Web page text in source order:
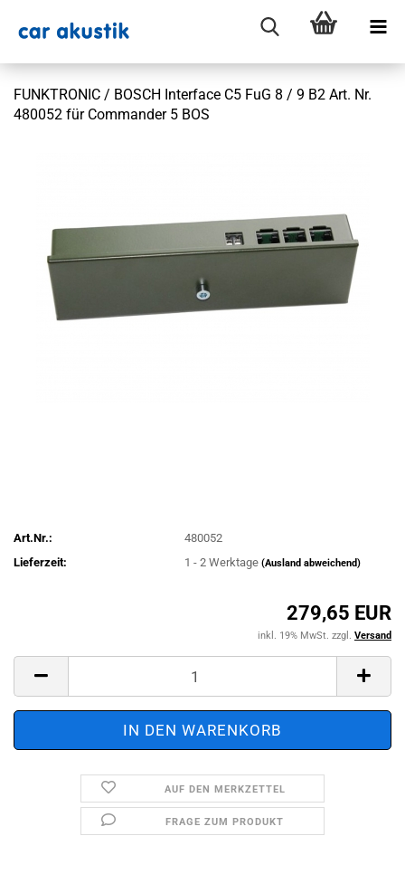
FUNKTRONIC / BOSCH Interface C5 FuG 8 / 9 B2 Art. Nr.
480052 für Commander 5 BOS
Art.Nr.:
480052
Lieferzeit:
1 - 2 Werktage(Ausland abweichend)
279,65 EUR
inkl. 19% MwSt. zzgl. Versand
AUF DEN MERKZETTEL
FRAGE ZUM PRODUKT